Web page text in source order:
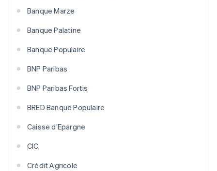
Banque Marze
Banque Palatine
Banque Populaire
BNP Paribas
BNP Paribas Fortis
BRED Banque Populaire
Caisse d’Epargne
CIC
Crédit Agricole